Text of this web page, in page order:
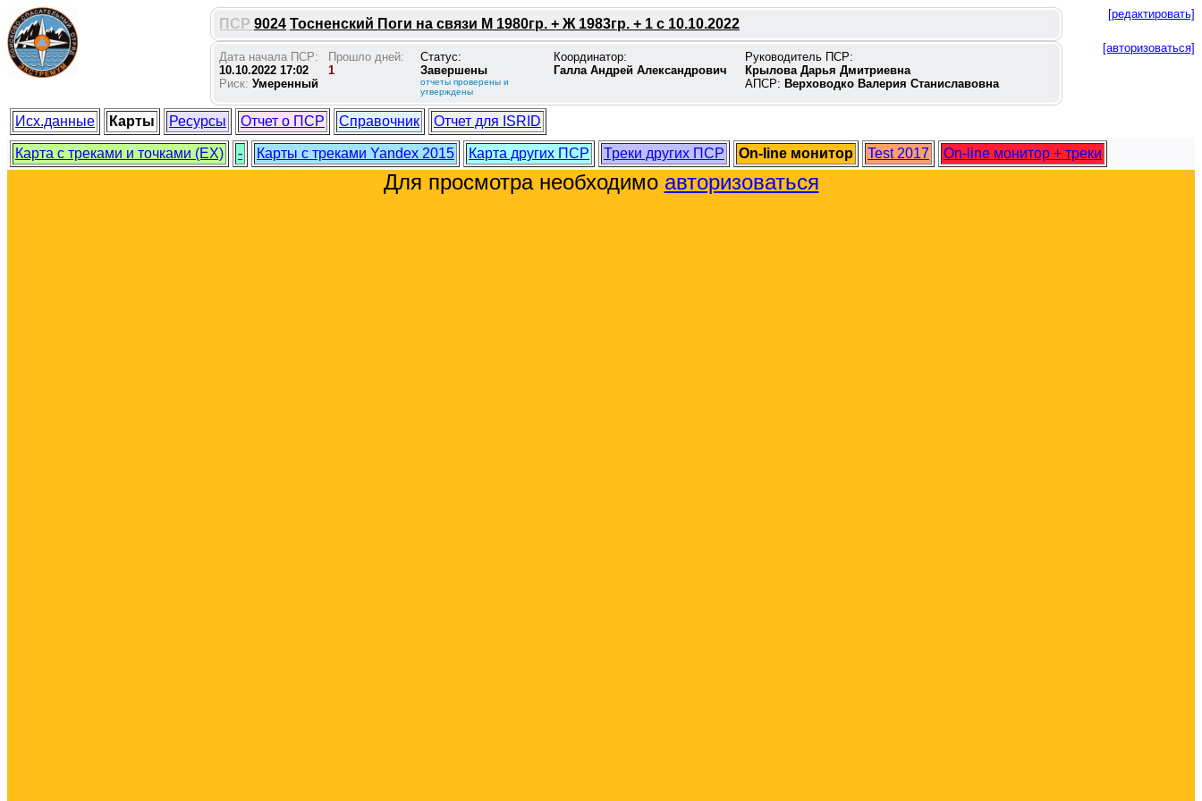
ПСР 9024 Тосненский Поги на связи М 1980гр. + Ж 1983гр. + 1 с 10.10.2022
[редактировать]
Дата начала ПСР:
10.10.2022 17:02
Риск: Умеренный
Прошло дней:
1
Статус:
Завершены
отчеты проверены и
утверждены
Координатор:
Галла Андрей Александрович
Руководитель ПСР:
Крылова Дарья Дмитриевна
АПСР: Верховодко Валерия Станиславовна
[авторизоваться]
Исх.данные Карты Ресурсы Отчет о ПСР Справочник Отчет для ISRID
Карта с треками и точками (EX) - Карты с треками Yandex 2015 Карта других ПСР Треки других ПСР On-line монитор Test 2017 On-line монитор + треки
Для просмотра необходимо авторизоваться